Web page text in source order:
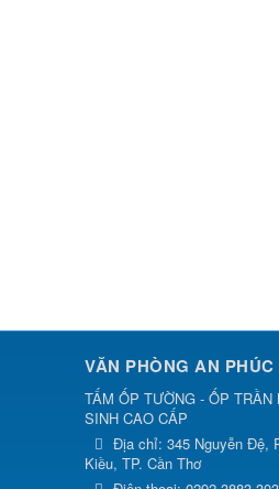
VĂN PHÒNG AN PHÚC
TẤM ỐP TƯỜNG - ỐP TRẦN
SINH CAO CẤP
Địa chỉ: 345 Nguyễn Đệ,
Kiều, TP. Cần Thơ